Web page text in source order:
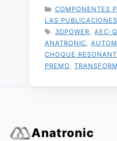
CATEGORÍAS
COMPONENTES
LAS PUBLICACIONES
ETIQUETAS
3DPOWER AEC-
ANATRONIC
CHOQUE
PREMO
Anatronic